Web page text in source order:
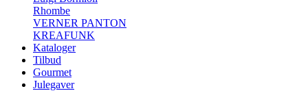
Rhombe
VERNER PANTON
KREAFUNK
Kataloger
Tilbud
Gourmet
Julegaver